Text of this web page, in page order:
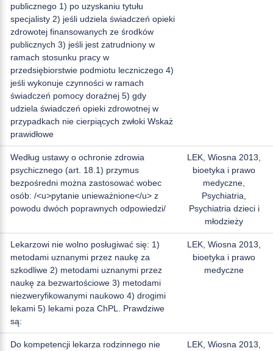
publicznego 1) po uzyskaniu tytułu
specjalisty 2) jeśli udziela świadczeń opieki
zdrowotej finansowanych ze środków
publicznych 3) jeśli jest zatrudniony w
ramach stosunku pracy w
przedsiębiorstwie podmiotu leczniczego 4)
jeśli wykonuje czynności w ramach
świadczeń pomocy doraźnej 5) gdy
udziela świadczeń opieki zdrowotnej w
przypadkach nie cierpiących zwłoki Wskaż
prawidłowe
Według ustawy o ochronie zdrowia
psychicznego (art. 18.1) przymus
bezpośredni można zastosować wobec
osób: /<u>pytanie unieważnione</u> z
powodu dwóch poprawnych odpowiedzi/
LEK, Wiosna 2013,
bioetyka i prawo
medyczne,
Psychiatria,
Psychiatria dzieci i
młodzieży
Lekarzowi nie wolno posługiwać się: 1)
metodami uznanymi przez naukę za
szkodliwe 2) metodami uznanymi przez
naukę za bezwartościowe 3) metodami
niezweryfikowanymi naukowo 4) drogimi
lekami 5) lekami poza ChPL. Prawdziwe
są:
LEK, Wiosna 2013,
bioetyka i prawo
medyczne
Do kompetencji lekarza rodzinnego nie
LEK, Wiosna 2013,